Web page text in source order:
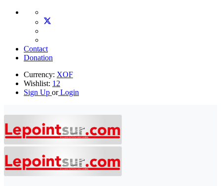
Contact
Donation
Currency: XOF
Wishlist: 12
Sign Up orLogin